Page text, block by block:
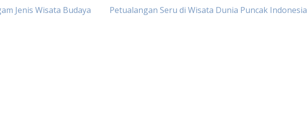
Jenis Wisata Budaya
Petualangan Seru di Wisata Dunia Puncak Indonesia